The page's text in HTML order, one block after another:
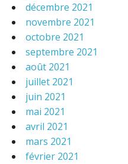
décembre 2021
novembre 2021
octobre 2021
septembre 2021
août 2021
juillet 2021
juin 2021
mai 2021
avril 2021
mars 2021
février 2021